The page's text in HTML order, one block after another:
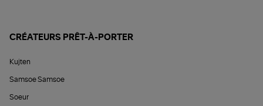
CRÉATEURS PRÊT-À-PORTER
Kujten
Samsoe Samsoe
Soeur